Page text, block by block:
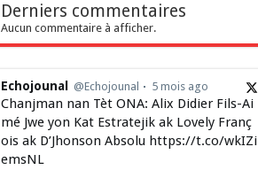
Derniers commentaires
Aucun commentaire à afficher.
Echojounal @Echojounal 5 mois ago
Chanjman nan Tèt ONA: Alix Didier Fils-Ai
mé Jwe yon Kat Estratejik ak Lovely Franç
ois ak D’Jhonson Absolu https://t.co/wkIZi
emsNL